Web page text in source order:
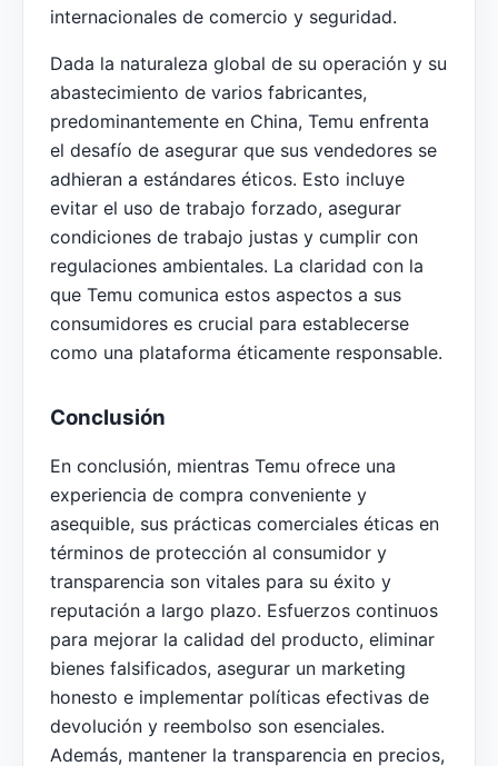
internacionales de comercio y seguridad.
Dada la naturaleza global de su operación y su
abastecimiento de varios fabricantes,
predominantemente en China, Temu enfrenta
el desafío de asegurar que sus vendedores se
adhieran a estándares éticos. Esto incluye
evitar el uso de trabajo forzado, asegurar
condiciones de trabajo justas y cumplir con
regulaciones ambientales. La claridad con la
que Temu comunica estos aspectos a sus
consumidores es crucial para establecerse
como una plataforma éticamente responsable.
Conclusión
En conclusión, mientras Temu ofrece una
experiencia de compra conveniente y
asequible, sus prácticas comerciales éticas en
términos de protección al consumidor y
transparencia son vitales para su éxito y
reputación a largo plazo. Esfuerzos continuos
para mejorar la calidad del producto, eliminar
bienes falsificados, asegurar un marketing
honesto e implementar políticas efectivas de
devolución y reembolso son esenciales.
Además, mantener la transparencia en precios,